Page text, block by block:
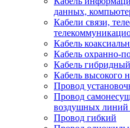
данных,
Кабели связи,
Кабель
Кабель охранно-
Кабель гибридный
Кабель высокого
Провод
Провод
воздушных линий
Провод гибкий